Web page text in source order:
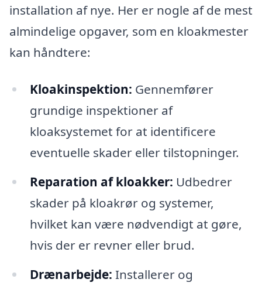
installation af nye. Her er nogle af de mest
almindelige opgaver, som en kloakmester
kan håndtere:
Kloakinspektion: Gennemfører
grundige inspektioner af
kloaksystemet for at identificere
eventuelle skader eller tilstopninger.
Reparation af kloakker: Udbedrer
skader på kloakrør og systemer,
hvilket kan være nødvendigt at gøre,
hvis der er revner eller brud.
Drænarbejde: Installerer og